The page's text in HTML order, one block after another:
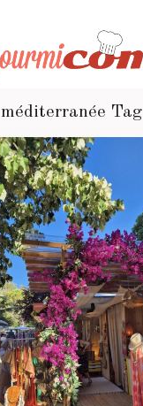
méditerranée Tag